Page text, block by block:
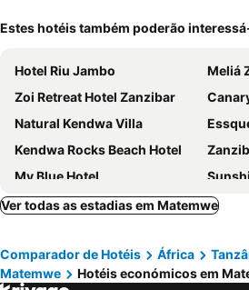
Estes hotéis também poderão
Hotel Riu Jambo
Meliá
Zoi Retreat Hotel Zanzibar
Natural Kendwa Villa
Kendwa Rocks Beach Hotel
My Blue Hotel
Zanzibar Bahari Villas
Sofia
LUX* Marijani Zanzibar
TOA Hotel & Spa Zanzibar
Ver todas as estadias em Matemwe
Comparador de Hotéis África
Matemwe
Hotéis económicos em